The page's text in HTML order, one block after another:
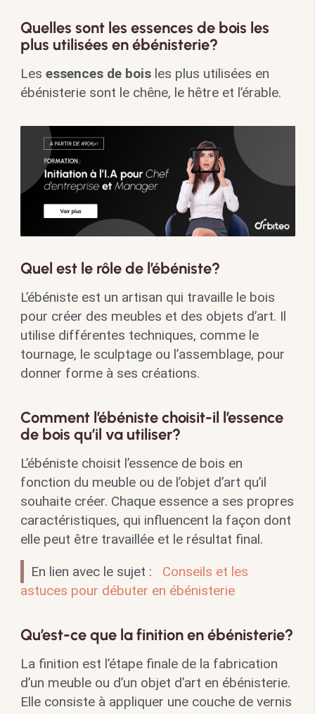
Quelles sont les essences de bois les
plus utilisées en ébénisterie?
Les essences de boisles plus utilisées en
ébénisterie sont le chêne, le hêtre et l’érable.
Quel est le rôle de l’ébéniste?
L’ébéniste est un artisan qui travaille le bois
pour créer des meubles et des objets d’art. Il
utilise différentes techniques, comme le
tournage, le sculptage ou l’assemblage, pour
donner forme à ses créations.
Comment l’ébéniste choisit-il l’essence
de bois qu’il va utiliser?
L’ébéniste choisit l’essence de bois en
fonction du meuble ou de l’objet d’art qu’il
souhaite créer. Chaque essence a ses propres
caractéristiques, qui influencent la façon dont
elle peut être travaillée et le résultat final.
En lien avec le sujet :
Conseils et les
astuces pour débuter en ébénisterie
Qu’est-ce que la finition en ébénisterie?
La finition est l’étape finale de la fabrication
d’un meuble ou d’un objet d’art en ébénisterie.
Elle consiste à appliquer une couche de vernis